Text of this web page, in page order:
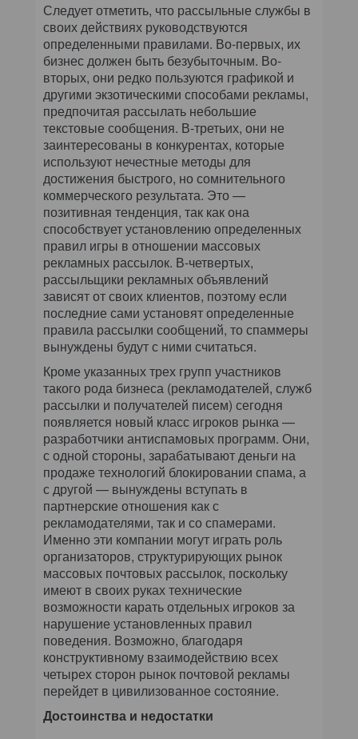
Следует отметить, что рассыльные службы в
своих действиях руководствуются
определенными правилами. Во-первых, их
бизнес должен быть безубыточным. Во-
вторых, они редко пользуются графикой и
другими экзотическими способами рекламы,
предпочитая рассылать небольшие
текстовые сообщения. В-третьих, они не
заинтересованы в конкурентах, которые
используют нечестные методы для
достижения быстрого, но сомнительного
коммерческого результата. Это —
позитивная тенденция, так как она
способствует установлению определенных
правил игры в отношении массовых
рекламных рассылок. В-четвертых,
рассыльщики рекламных объявлений
зависят от своих клиентов, поэтому если
последние сами установят определенные
правила рассылки сообщений, то спаммеры
вынуждены будут с ними считаться.
Кроме указанных трех групп участников
такого рода бизнеса (рекламодателей, служб
рассылки и получателей писем) сегодня
появляется новый класс игроков рынка —
разработчики антиспамовых программ. Они,
с одной стороны, зарабатывают деньги на
продаже технологий блокировании спама, а
с другой — вынуждены вступать в
партнерские отношения как с
рекламодателями, так и со спамерами.
Именно эти компании могут играть роль
организаторов, структурирующих рынок
массовых почтовых рассылок, поскольку
имеют в своих руках технические
возможности карать отдельных игроков за
нарушение установленных правил
поведения. Возможно, благодаря
конструктивному взаимодействию всех
четырех сторон рынок почтовой рекламы
перейдет в цивилизованное состояние.
Достоинства и недостатки